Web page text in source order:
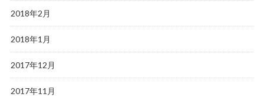
2018年2月
2018年1月
2017年12月
2017年11月